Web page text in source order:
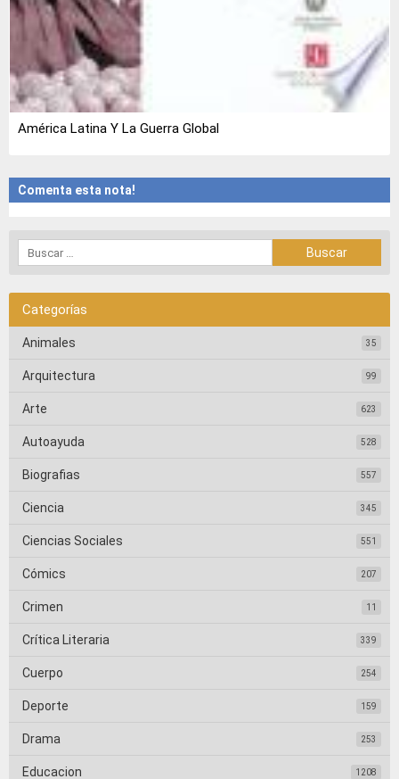
América Latina Y La Guerra Global
Comenta esta nota!
Categorías
Animales 35
Arquitectura 99
Arte 623
Autoayuda 528
Biografias 557
Ciencia 345
Ciencias Sociales 551
Cómics 207
Crimen 11
Crítica Literaria 339
Cuerpo 254
Deporte 159
Drama 253
Educacion 1208